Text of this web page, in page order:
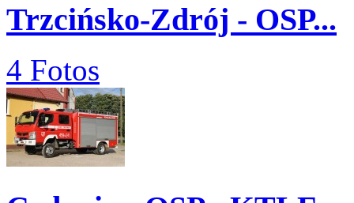
Trzcińsko-Zdrój - OSP...
4 Fotos